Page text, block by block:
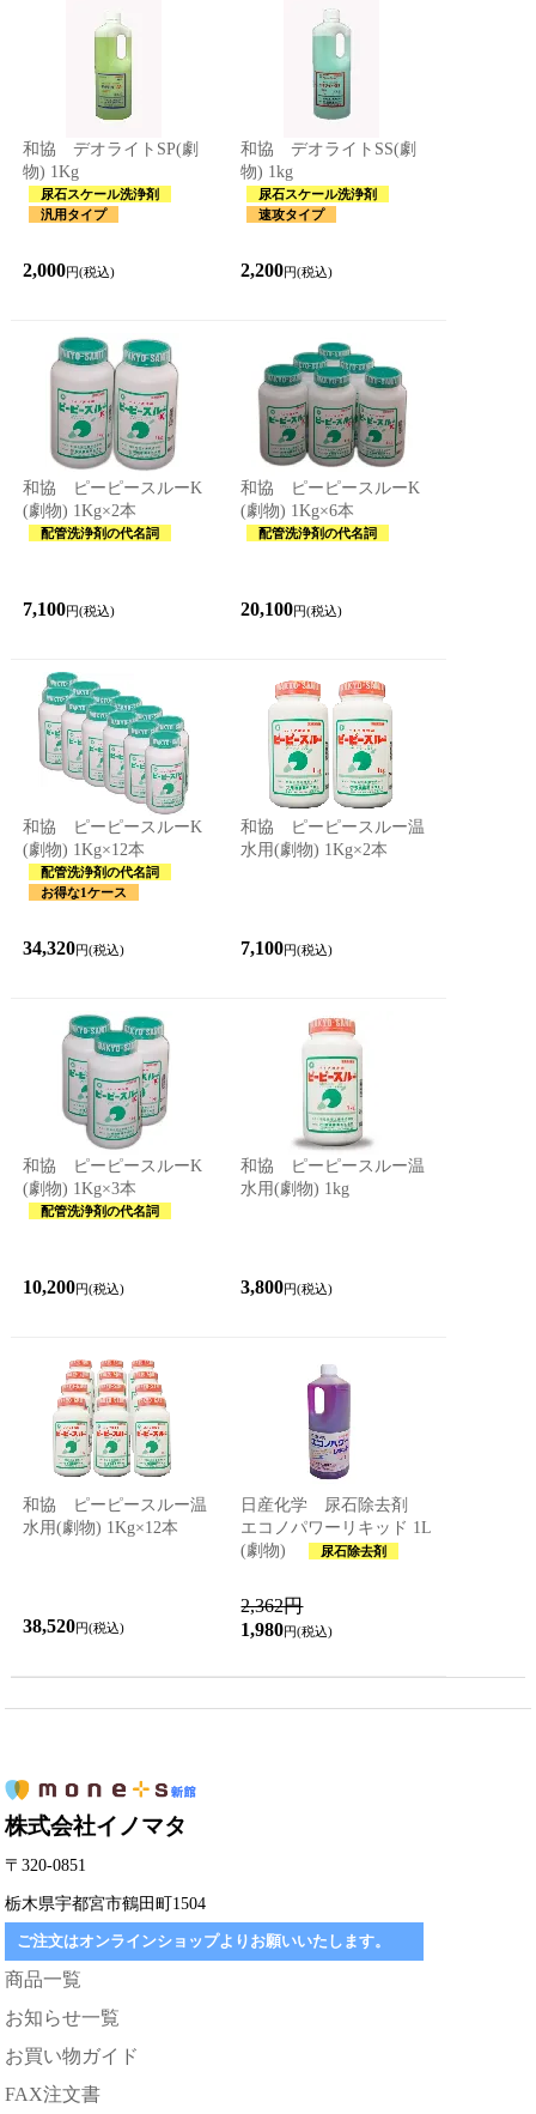
和協 デオライトSP(劇
物) 1Kg
尿石スケール洗浄剤
汎用タイプ
2,000円(税込)
和協 デオライトSS(劇
物) 1kg
尿石スケール洗浄剤
速攻タイプ
2,200円(税込)
和協 ピーピースルーK
(劇物) 1Kg×2本
配管洗浄剤の代名詞
7,100円(税込)
和協 ピーピースルーK
(劇物) 1Kg×6本
配管洗浄剤の代名詞
20,100円(税込)
和協 ピーピースルーK
(劇物) 1Kg×12本
配管洗浄剤の代名詞
お得な1ケース
34,320円(税込)
和協 ピーピースルー温
水用(劇物) 1Kg×2本
7,100円(税込)
和協 ピーピースルーK
(劇物) 1Kg×3本
配管洗浄剤の代名詞
10,200円(税込)
和協 ピーピースルー温
水用(劇物) 1kg
3,800円(税込)
和協 ピーピースルー温
水用(劇物) 1Kg×12本
38,520円(税込)
日産化学 尿石除去剤
エコノパワーリキッド 1L
(劇物)
尿石除去剤
2,362円
1,980円(税込)
株式会社イノマタ
〒320-0851
栃木県宇都宮市鶴田町1504
ご注文はオンラインショップよりお願いいたします。
商品一覧
お知らせ一覧
お買い物ガイド
FAX注文書